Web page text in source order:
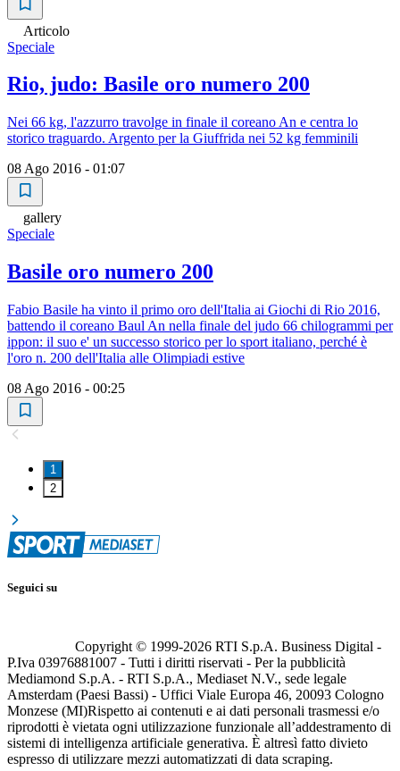
Articolo
Speciale
Rio, judo: Basile oro numero 200
Nei 66 kg, l'azzurro travolge in finale il coreano An e centra lo
storico traguardo. Argento per la Giuffrida nei 52 kg femminili
08 Ago 2016 - 01:07
gallery
Speciale
Basile oro numero 200
Fabio Basile ha vinto il primo oro dell'Italia ai Giochi di Rio 2016,
battendo il coreano Baul An nella finale del judo 66 chilogrammi per
ippon: il suo e' un successo storico per lo sport italiano, perché è
l'oro n. 200 dell'Italia alle Olimpiadi estive
08 Ago 2016 - 00:25
1
2
Seguici su
Copyright © 1999-2026 RTI S.p.A. Business Digital -
P.Iva 03976881007 - Tutti i diritti riservati - Per la pubblicità
Mediamond S.p.A. - RTI S.p.A., Mediaset N.V., sede legale
Amsterdam (Paesi Bassi) - Uffici Viale Europa 46, 20093 Cologno
Monzese (MI)Rispetto ai contenuti e ai dati personali trasmessi e/o
riprodotti è vietata ogni utilizzazione funzionale all’addestramento di
sistemi di intelligenza artificiale generativa. È altresì fatto divieto
espresso di utilizzare mezzi automatizzati di data scraping.